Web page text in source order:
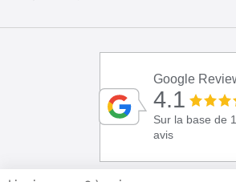
Google
4.1
Sur la base de
avis